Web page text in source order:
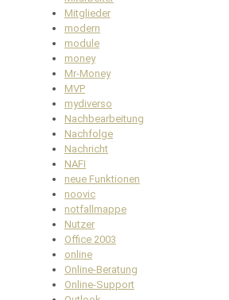
Mitglieder
modern
module
money
Mr-Money
MVP
mydiverso
Nachbearbeitung
Nachfolge
Nachricht
NAFI
neue Funktionen
noovic
notfallmappe
Nutzer
Office 2003
online
Online-Beratung
Online-Support